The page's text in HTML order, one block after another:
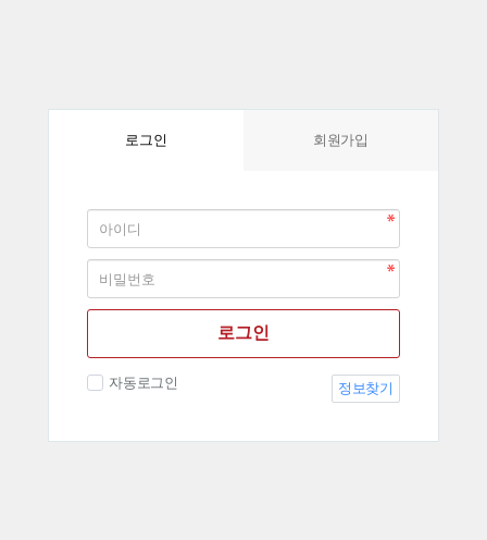
로그인 회원가입
로그인
자동로그인 정보찾기